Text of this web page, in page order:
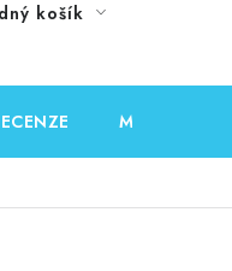
košík
MOJE